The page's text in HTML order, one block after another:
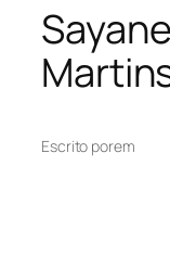
Escrito porem